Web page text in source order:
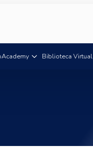
Biblioteca Virtual